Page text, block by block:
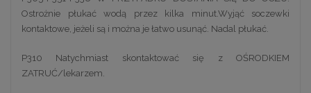
Ostrożnie płukać wodą przez kilka minut.Wyjąć soczewki
kontaktowe, jeżeli są i można je łatwo usunąć. Nadal płukać.
P310 Natychmiast skontaktować się z OŚRODKIEM
ZATRUĆ/lekarzem.